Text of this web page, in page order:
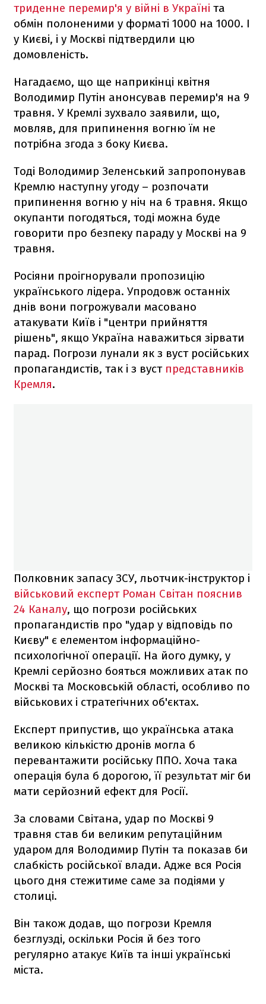
триденне перемир'я у війні в Україні та
обмін полоненими у форматі 1000 на 1000. І
у Києві, і у Москві підтвердили цю
домовленість.
Нагадаємо, що ще наприкінці квітня
Володимир Путін анонсував перемир'я на 9
травня. У Кремлі зухвало заявили, що,
мовляв, для припинення вогню їм не
потрібна згода з боку Києва.
Тоді Володимир Зеленський запропонував
Кремлю наступну угоду – розпочати
припинення вогню у ніч на 6 травня. Якщо
окупанти погодяться, тоді можна буде
говорити про безпеку параду у Москві на 9
травня.
Росіяни проігнорували пропозицію
українського лідера. Упродовж останніх
днів вони погрожували масовано
атакувати Київ і "центри прийняття
рішень", якщо Україна наважиться зірвати
парад. Погрози лунали як з вуст російських
пропагандистів, так і з вуст представників
Кремля.
Полковник запасу ЗСУ, льотчик-інструктор і
військовий експерт Роман Світан пояснив
24 Каналу, що погрози російських
пропагандистів про "удар у відповідь по
Києву" є елементом інформаційно-
психологічної операції. На його думку, у
Кремлі серйозно бояться можливих атак по
Москві та Московській області, особливо по
військових і стратегічних об'єктах.
Експерт припустив, що українська атака
великою кількістю дронів могла б
перевантажити російську ППО. Хоча така
операція була б дорогою, її результат міг би
мати серйозний ефект для Росії.
За словами Світана, удар по Москві 9
травня став би великим репутаційним
ударом для Володимир Путін та показав би
слабкість російської влади. Адже вся Росія
цього дня стежитиме саме за подіями у
столиці.
Він також додав, що погрози Кремля
безглузді, оскільки Росія й без того
регулярно атакує Київ та інші українські
міста.